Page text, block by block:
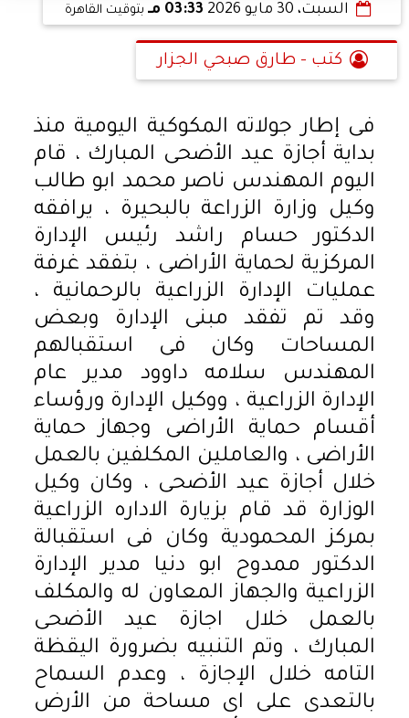
السبت، 30 مايو 2026 03:33 مـ بتوقيت القاهرة
كتب - طارق صبحي الجزار
فى إطار جولاته المكوكية اليومية منذ
بداية أجازة عيد الأضحى المبارك ، قام
اليوم المهندس ناصر محمد ابو طالب
وكيل وزارة الزراعة بالبحيرة ، يرافقه
الدكتور حسام راشد رئيس الإدارة
المركزية لحماية الأراضى ، بتفقد غرفة
عمليات الإدارة الزراعية بالرحمانية ،
وقد تم تفقد مبنى الإدارة وبعض
المساحات وكان فى استقبالهم
المهندس سلامه داوود مدير عام
الإدارة الزراعية ، ووكيل الإدارة ورؤساء
أقسام حماية الأراضى وجهاز حماية
الأراضى ، والعاملين المكلفين بالعمل
خلال أجازة عيد الأضحى ، وكان وكيل
الوزارة قد قام بزيارة الاداره الزراعية
بمركز المحمودية وكان فى استقبالة
الدكتور ممدوح ابو دنيا مدير الإدارة
الزراعية والجهاز المعاون له والمكلف
بالعمل خلال اجازة عيد الأضحى
المبارك ، وتم التنبيه بضرورة اليقظة
التامه خلال الإجازة ، وعدم السماح
بالتعدى على اى مساحة من الأرض